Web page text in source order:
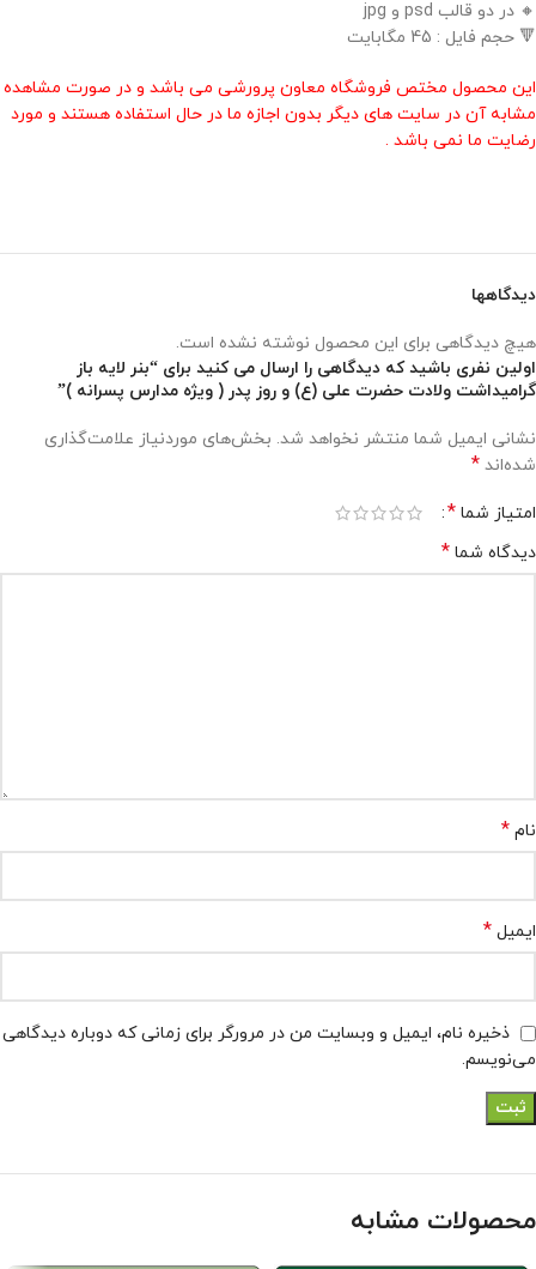
🔸 در دو قالب psd و jpg
🔻 حجم فایل : 45 مگابایت
این محصول مختص فروشگاه معاون پرورشی می باشد و در صورت مشاهده
مشابه آن در سایت های دیگر بدون اجازه ما در حال استفاده هستند و مورد
رضایت ما نمی باشد .
دیدگاهها
هیچ دیدگاهی برای این محصول نوشته نشده است.
اولین نفری باشید که دیدگاهی را ارسال می کنید برای “بنر لایه باز
گرامیداشت ولادت حضرت علی (ع) و روز پدر ( ویژه مدارس پسرانه )”
نشانی ایمیل شما منتشر نخواهد شد. بخش‌های موردنیاز علامت‌گذاری
شده‌اند *
امتیاز شما *
دیدگاه شما *
نام *
ایمیل *
ذخیره نام، ایمیل و وبسایت من در مرورگر برای زمانی که دوباره دیدگاهی
می‌نویسم.
محصولات مشابه